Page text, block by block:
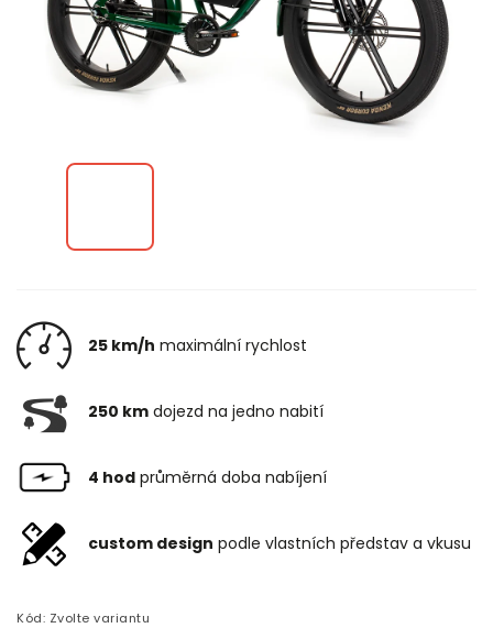
25 km/h maximální rychlost
250 km dojezd na jedno nabití
4 hod průměrná doba nabíjení
custom design podle vlastních představ a vkusu
Kód: Zvolte variantu